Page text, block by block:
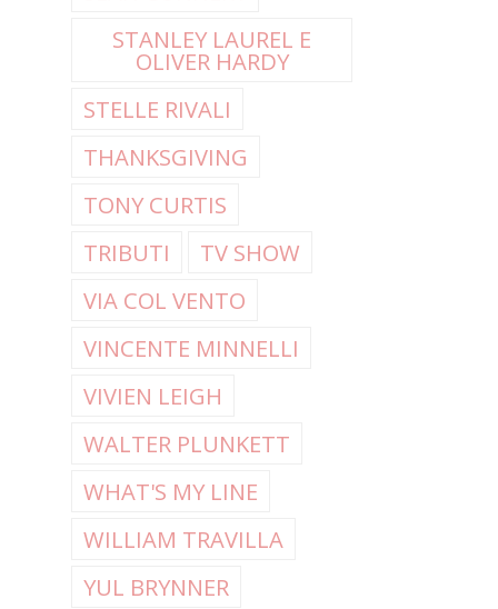
STANLEY LAUREL E
OLIVER HARDY
STELLE RIVALI
THANKSGIVING
TONY CURTIS
TRIBUTI
TV SHOW
VIA COL VENTO
VINCENTE MINNELLI
VIVIEN LEIGH
WALTER PLUNKETT
WHAT'S MY LINE
WILLIAM TRAVILLA
YUL BRYNNER